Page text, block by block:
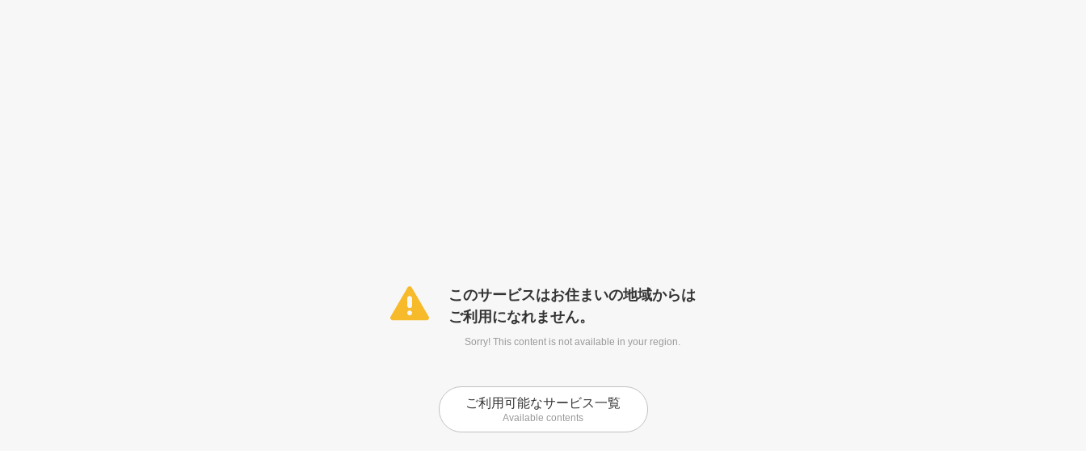
このサービスはお住まいの地域からは
ご利用になれません。
Sorry! This content is not available in your region.
ご利用可能なサービス一覧
Available contents